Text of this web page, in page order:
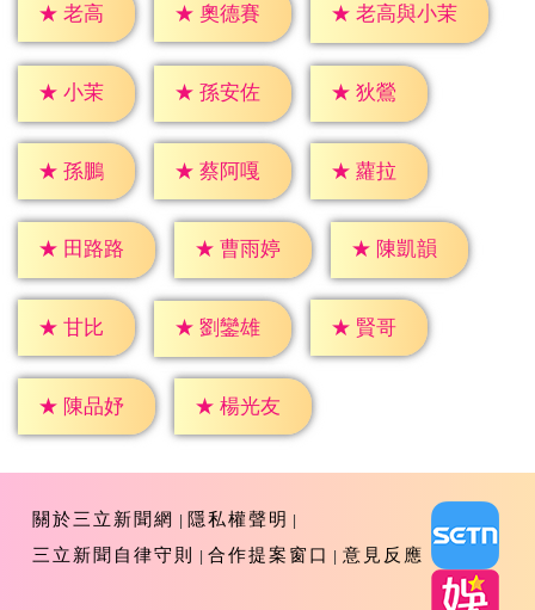
★ 老高 ★ 奧德賽 ★ 老高與小茉
★ 小茉 ★ 孫安佐 ★ 狄鶯
★ 孫鵬 ★ 蔡阿嘎 ★ 蘿拉
★ 田路路 ★ 曹雨婷 ★ 陳凱韻
★ 甘比 ★ 劉鑾雄 ★ 賢哥
★ 陳品妤 ★ 楊光友
關於三立新聞網
隱私權聲明
三立新聞自律守則
合作提案窗口 意見反應